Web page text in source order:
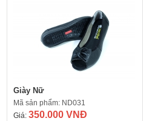
Giày Nữ
Mã sản phẩm: ND031
Giá: 350.000 VNĐ